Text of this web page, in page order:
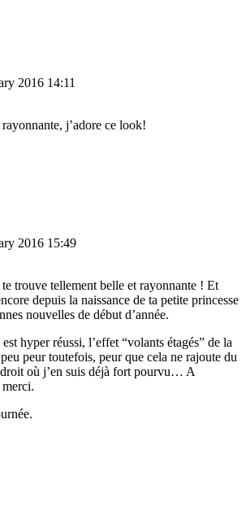
2016 14:11
j’adore ce look!
2016 15:49
trouve tellement belle et rayonnante ! Et
depuis la naissance de ta petite princesse
nouvelles de début d’année.
hyper réussi, l’effet “volants étagés” de la
peur toutefois, peur que cela ne rajoute du
où j’en suis déjà fort pourvu… A